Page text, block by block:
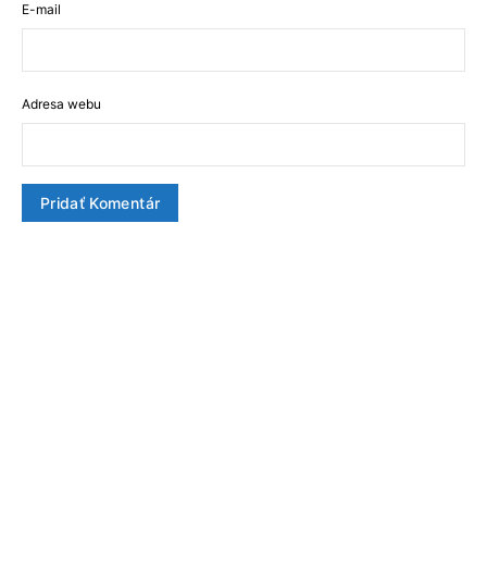
E-mail
Adresa webu